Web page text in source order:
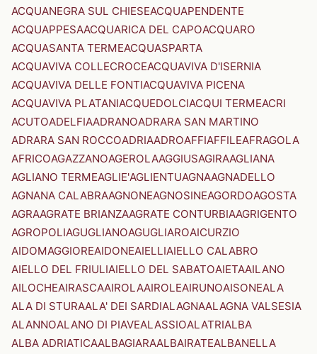
ACQUANEGRA SUL CHIESEACQUAPENDENTE
ACQUAPPESAACQUARICA DEL CAPOACQUARO
ACQUASANTA TERMEACQUASPARTA
ACQUAVIVA COLLECROCEACQUAVIVA D'ISERNIA
ACQUAVIVA DELLE FONTIACQUAVIVA PICENA
ACQUAVIVA PLATANIACQUEDOLCIACQUI TERMEACRI
ACUTOADELFIAADRANOADRARA SAN MARTINO
ADRARA SAN ROCCOADRIAADROAFFIAFFILEAFRAGOLA
AFRICOAGAZZANOAGEROLAAGGIUSAGIRAAGLIANA
AGLIANO TERMEAGLIE'AGLIENTUAGNAAGNADELLO
AGNANA CALABRAAGNONEAGNOSINEAGORDOAGOSTA
AGRAAGRATE BRIANZAAGRATE CONTURBIAAGRIGENTO
AGROPOLIAGUGLIANOAGUGLIAROAICURZIO
AIDOMAGGIOREAIDONEAIELLIAIELLO CALABRO
AIELLO DEL FRIULIAIELLO DEL SABATOAIETAAILANO
AILOCHEAIRASCAAIROLAAIROLEAIRUNOAISONEALA
ALA DI STURAALA' DEI SARDIALAGNAALAGNA VALSESIA
ALANNOALANO DI PIAVEALASSIOALATRIALBA
ALBA ADRIATICAALBAGIARAALBAIRATEALBANELLA